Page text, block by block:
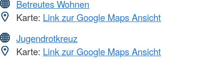
Betreutes Wohnen
Karte: Link zur Google Maps Ansicht
Jugendrotkreuz
Karte: Link zur Google Maps Ansicht